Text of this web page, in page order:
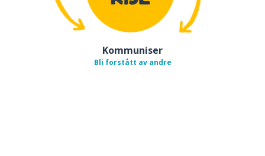
Kommuniser
Bli forstått av andre